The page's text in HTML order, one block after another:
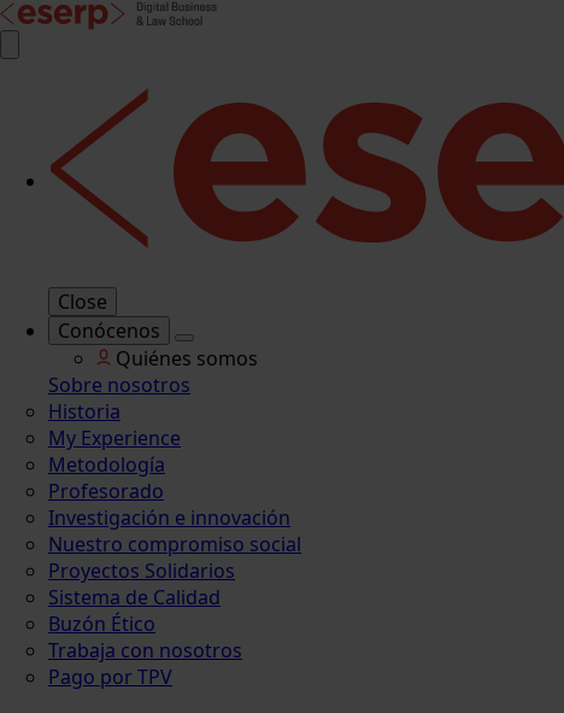
Close
Conócenos
Quiénes somos
Sobre nosotros
Historia
My Experience
Metodología
Profesorado
Investigación e innovación
Nuestro compromiso social
Proyectos Solidarios
Sistema de Calidad
Buzón Ético
Trabaja con nosotros
Pago por TPV